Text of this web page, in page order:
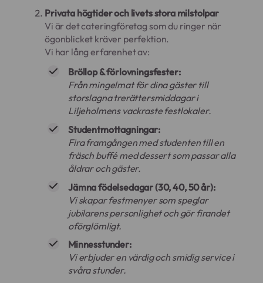
Privata högtider och livets stora milstolpar
Vi är det cateringföretag som du ringer när
ögonblicket kräver perfektion.
Vi har lång erfarenhet av:
Bröllop & förlovningsfester:
Från mingelmat för dina gäster till
storslagna trerättersmiddagar i
Liljeholmens vackraste festlokaler.
Studentmottagningar:
Fira framgången med studenten till en
fräsch buffé med dessert som passar alla
åldrar och gäster.
Jämna födelsedagar (30, 40, 50 år):
Vi skapar festmenyer som speglar
jubilarens personlighet och gör firandet
oförglömligt.
Minnesstunder:
Vi erbjuder en värdig och smidig service i
svåra stunder.